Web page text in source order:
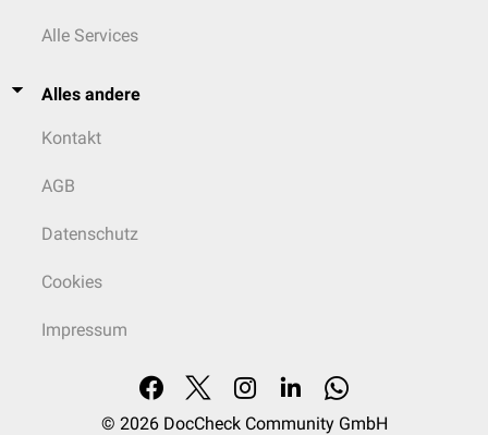
Alle Services
Alles andere
Kontakt
AGB
Datenschutz
Cookies
Impressum
© 2026 DocCheck Community GmbH